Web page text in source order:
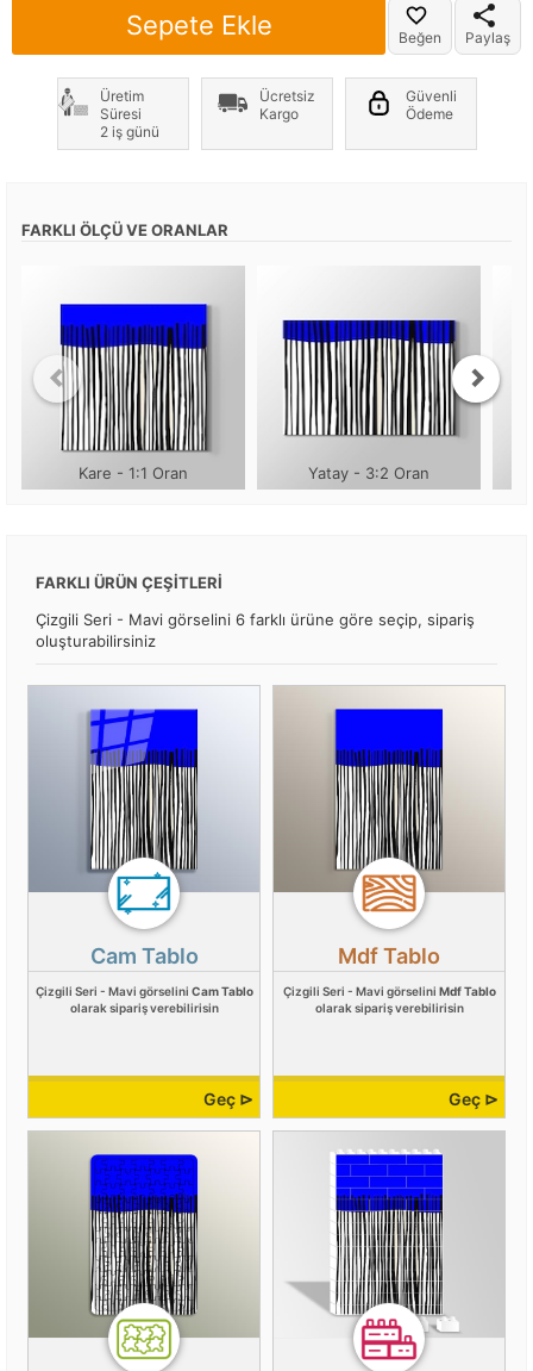
Sepete Ekle Beğen Paylaş
Üretim
Süresi
2 iş günü
Ücretsiz
Kargo
Güvenli
Ödeme
FARKLI ÖLÇÜ VE ORANLAR
Kare - 1:1 Oran Yatay - 3:2 Oran
FARKLI ÜRÜN ÇEŞİTLERİ
Çizgili Seri - Mavi görselini 6 farklı ürüne göre seçip, sipariş
oluşturabilirsiniz
Cam Tablo
Çizgili Seri - Mavi görselini Cam Tablo
olarak sipariş verebilirisin
Geç ⊳
Mdf Tablo
Çizgili Seri - Mavi görselini Mdf Tablo
olarak sipariş verebilirisin
Geç ⊳